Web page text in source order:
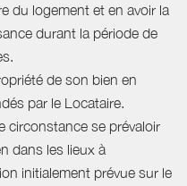
du logement et en avoir la
durant la période de
de son bien en
par le Locataire.
circonstance se prévaloir
dans les lieux à
initialement prévue sur le